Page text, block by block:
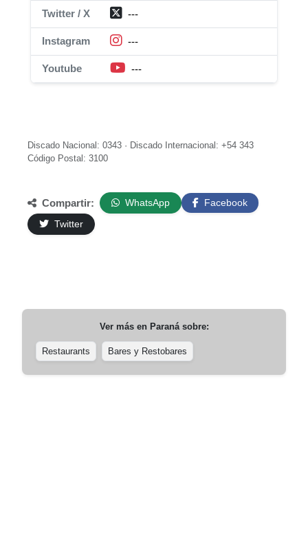
Twitter / X ---
Instagram ---
Youtube ---
Discado Nacional: 0343 · Discado Internacional: +54 343
Código Postal: 3100
Compartir: WhatsApp
Facebook
Twitter
Ver más en Paranásobre:
Restaurants Bares y Restobares